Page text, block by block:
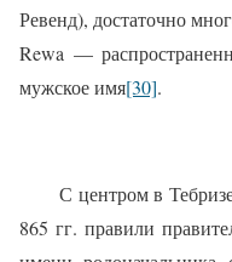
Ревенд), достаточно
Rewa —
мужское имя[30].
С центром в
865 гг. правили